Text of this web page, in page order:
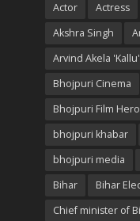
Actor Actress
Akshra Singh
Arvind Akela 'Kallu'
Bhojpuri Cinema
Bhojpuri Film Hero
bhojpuri khabar
bhojpuri media
Bihar
Bihar
Chief minister of